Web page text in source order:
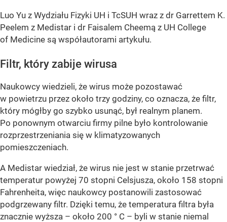
Luo Yu z Wydziału Fizyki UH i TcSUH wraz z dr Garrettem K.
Peelem z Medistar i dr Faisalem Cheemą z UH College
of Medicine są współautorami artykułu.
Filtr, który zabije wirusa
Naukowcy wiedzieli, że wirus może pozostawać
w powietrzu przez około trzy godziny, co oznacza, że ​​filtr,
który mógłby go szybko usunąć, był realnym planem.
Po ponownym otwarciu firmy pilne było kontrolowanie
rozprzestrzeniania się w klimatyzowanych
pomieszczeniach.
A Medistar wiedział, że wirus nie jest w stanie przetrwać
temperatur powyżej 70 stopni Celsjusza, około 158 stopni
Fahrenheita, więc naukowcy postanowili zastosować
podgrzewany filtr. Dzięki temu, że temperatura filtra była
znacznie wyższa – około 200 ° C – byli w stanie niemal